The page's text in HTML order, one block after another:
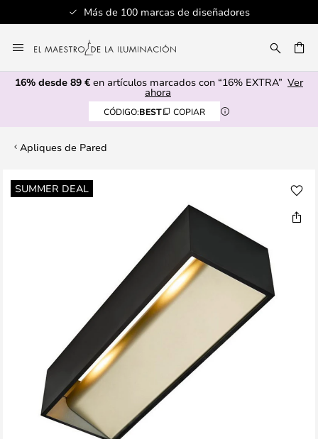
Más de 100 marcas de diseñadores
al
contenido
16% desde 89 € en artículos marcados con “16% EXTRA” Ver
ahora
CÓDIGO:BEST COPIAR
Apliques de Pared
SUMMER DEAL
Saltar
al